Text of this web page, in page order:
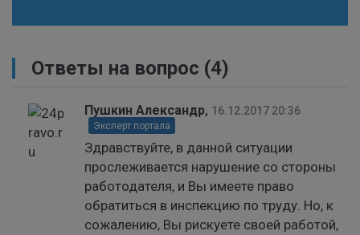
Ответы на вопрос (4)
Пушкин Александр, 16.12.2017 20:36
Эксперт портала
Здравствуйте, в данной ситуации
прослеживается нарушение со стороны
работодателя, и Вы имеете право
обратиться в инспекцию по труду. Но, к
сожалению, Вы рискуете своей работой,